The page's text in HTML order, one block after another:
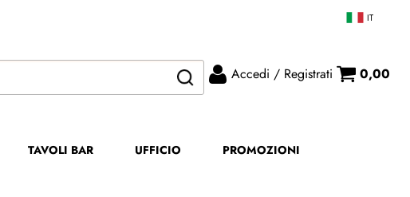
IT
Accedi / Registrati
il nome utente e la password e
nostro sito clicca sul pulsante
0,00
TAVOLI BAR UFFICIO PROMOZIONI